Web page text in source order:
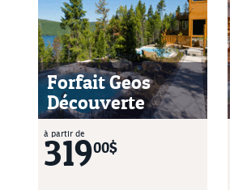
Forfait Geos
Découverte
à partir de
31900$